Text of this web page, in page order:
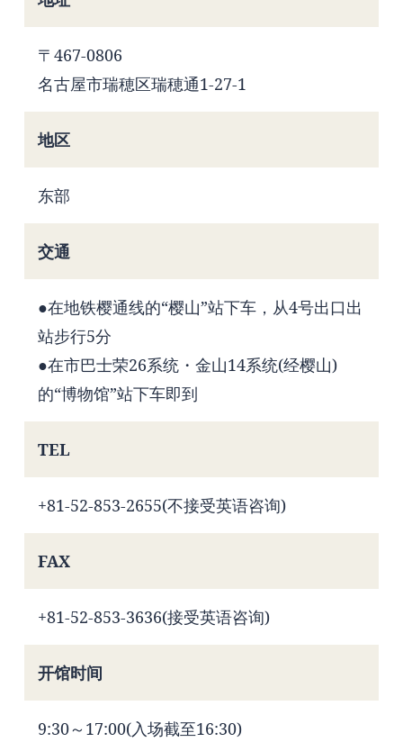
〒467-0806
名古屋市瑞穂区瑞穂通1-27-1
地区
东部
交通
●在地铁樱通线的“樱山”站下车，从4号出口出
站步行5分
●在市巴士荣26系统・金山14系统(经樱山)
的“博物馆”站下车即到
TEL
+81-52-853-2655(不接受英语咨询)
FAX
+81-52-853-3636(接受英语咨询)
开馆时间
9:30～17:00(入场截至16:30)